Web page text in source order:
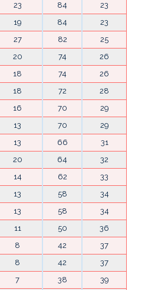
23 84
23
19 84
23
27 82
25
20 74
26
18 74
26
18 72
28
16 70
29
13 70
29
13 66
31
20 64
32
14 62
33
13 58
34
13 58
34
11 50
36
8 42
37
8 42
37
7 38
39